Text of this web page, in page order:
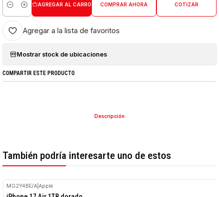
Cantidad
AGREGAR AL CARRO COMPRAR AHORA COTIZAR
Agregar a la lista de favoritos
Mostrar stock de ubicaciones
COMPARTIR ESTE PRODUCTO
Descripción
También podría interesarte uno de estos
MG2Y4BE/A |Apple